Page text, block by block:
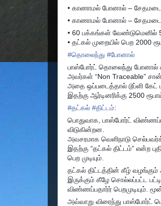
• காணாமல் போனால் –
• காணாமல் போனால் –
• 60 பக்கங்கள் வேண்டுமெனில்
• தட்கல் முறையில் பெற 2000
#தொலைந்து #போனால்
பாஸ்போர்ட் தொலைந்து போனால்
அவர்கள் “Non Traceable”
அதை ஒப்படைத்தால் டூப்ளி கேட்
இதற்கு ஆர்டினரிக்கு 2500
#தட்கல் #திட்டம்:
பொதுவாக, பாஸ்போர்ட்
விடுகின்றன.
அவசரமாக வெளிநாடு
இதற்கு “தட்கல் திட்டம்” என்ற
பெற முடியும்.
தட்கல் திட்டத்தின் கீழ் வழங்கும்
இருக்கும் கீழே சொல்லப்பட்ட
விண்ணப்பதார்ர் பெறமுடியும்.
அவ்வாறு விரைந்து பாஸ்போர்ட்